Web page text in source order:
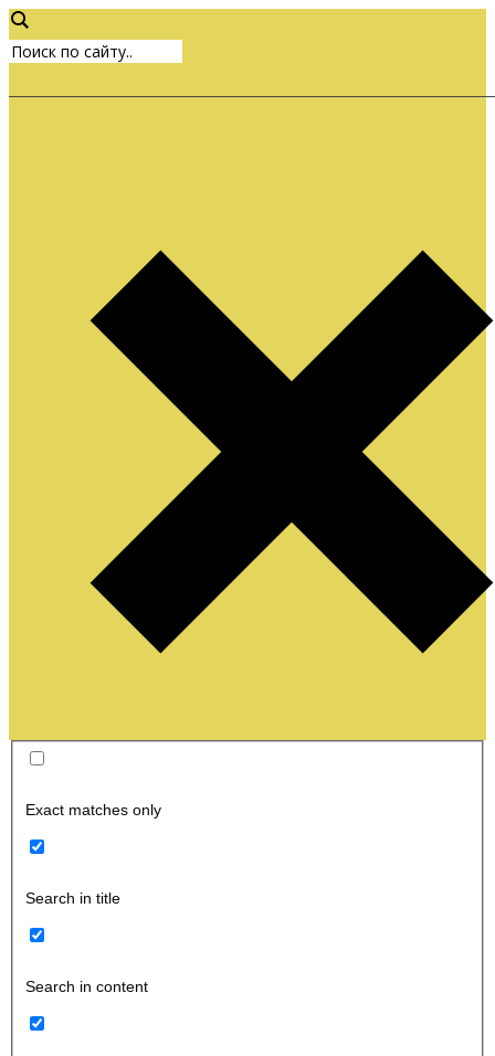
Exact matches only
Search in title
Search in content